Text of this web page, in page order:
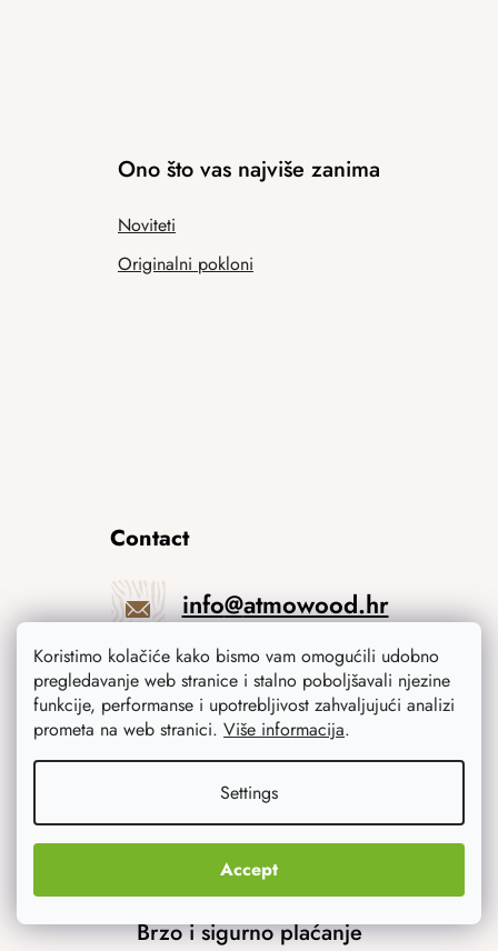
Koristimo kolačiće kako bismo vam omogućili udobno
pregledavanje web stranice i stalno poboljšavali njezine
funkcije, performanse i upotrebljivost zahvaljujući analizi
prometa na web stranici. Više informacija.
Settings
Accept
Ono što vas najviše zanima
Noviteti
Originalni pokloni
Contact
info@atmowood.hr
+385 23 775 506
Mogućnosti prijevoza
Brzo i sigurno plaćanje